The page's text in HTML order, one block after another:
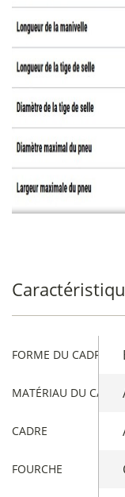
FORME DU CADRE
MATÉRIAU DU CADRE
CADRE
FOURCHE